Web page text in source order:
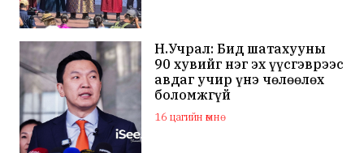
Н.Учрал: Бид шатахууны
90 хувийг нэг эх үүсгэврээс
авдаг учир үнэ чөлөөлөх
боломжгүй
16 цагийн өмнө